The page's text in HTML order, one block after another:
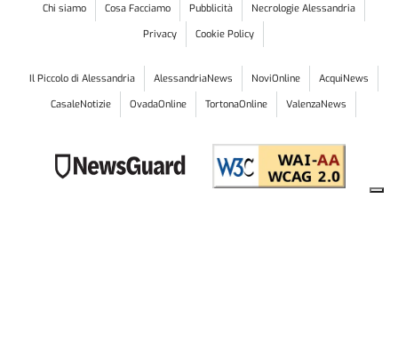
Chi siamo Cosa Facciamo Pubblicità
Necrologie Alessandria
Privacy
Cookie Policy
Il Piccolo di Alessandria AlessandriaNews NoviOnline
AcquiNews
CasaleNotizie
OvadaOnline TortonaOnline ValenzaNews